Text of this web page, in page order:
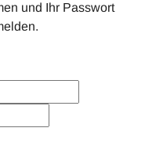
und Ihr Passwort